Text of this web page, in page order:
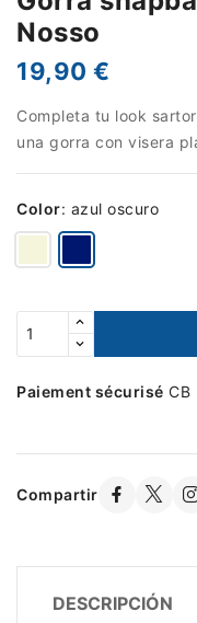
Nosso
19,90 €
Completa tu look
una gorra con visera
Color: azul oscuro
Paiement sécurisé CB
Compartir
DESCRIPCIÓN